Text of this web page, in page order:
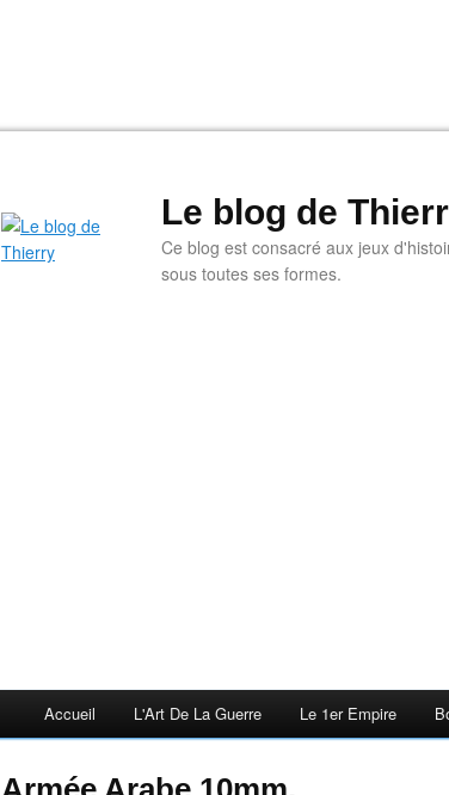
Le blog de
Ce blog est consacré aux jeux
sous toutes ses formes.
Accueil L'Art De La Guerre Le 1er Empire